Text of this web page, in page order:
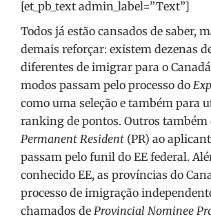
[et_pb_text admin_label=”Text”]
Todos já estão cansados de saber,
demais reforçar: existem dezenas
diferentes de imigrar para o
modos passam pelo processo do
como uma seleção e também para
ranking de pontos. Outros também
Permanent Resident (PR) ao
passam pelo funil do EE federal.
conhecido EE, as províncias do
processo de imigração
chamados de Provincial Nominee